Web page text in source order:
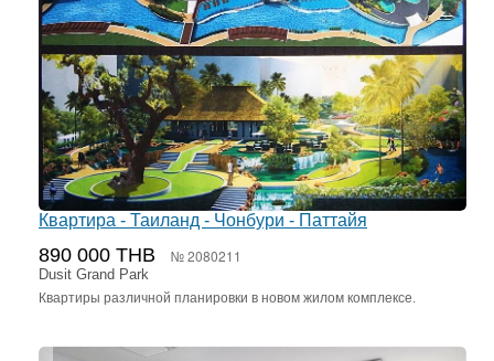
Квартира - Таиланд - Чонбури - Паттайя
890 000 THB № 2080211
Dusit Grand Park
Квартиры различной планировки в новом жилом комплексе.